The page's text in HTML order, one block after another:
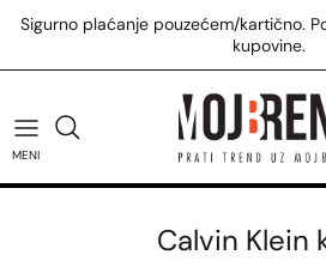
Preskoči
sadržaj
Sigurno plaćanje pouzećem/kartično.
kupovine.
MENI
U.S. Polo Assn. majice
U.S. Polo Assn. patike
Tommy Hilfiger patike
Tommy Hilfiger torbe
Calvin Klein kupaći
Calvin Klein torbe
Replay košulje
Muškarci
Calvin Klein